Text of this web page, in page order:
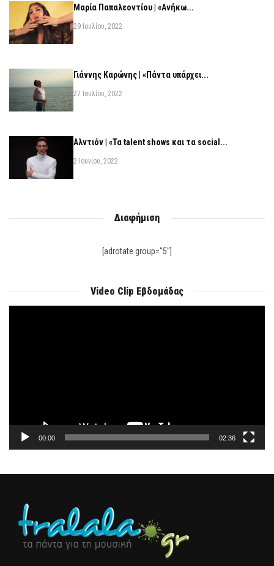
Μαρία Παπαλεοντίου | «Ανήκω...
29 Ιουλίου, 2022
Γιάννης Καρώνης | «Πάντα υπάρχει...
27 Ιουλίου, 2022
Αλντιόν | «Τα talent shows και τα social...
2 Ιουνίου, 2022
Διαφήμιση
[adrotate group="5"]
Video Clip Εβδομάδας
00:00 02:36